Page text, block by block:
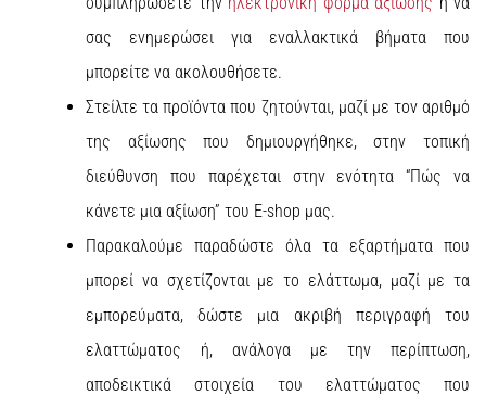
σας ενημερώσει για εναλλακτικά βήματα που
μπορείτε να ακολουθήσετε.
Στείλτε τα προϊόντα που ζητούνται, μαζί με τον αριθμό
της αξίωσης που δημιουργήθηκε, στην τοπική
διεύθυνση που παρέχεται στην ενότητα “Πώς να
κάνετε μια αξίωση” του E-shop μας.
Παρακαλούμε παραδώστε όλα τα εξαρτήματα που
μπορεί να σχετίζονται με το ελάττωμα, μαζί με τα
εμπορεύματα, δώστε μια ακριβή περιγραφή του
ελαττώματος ή, ανάλογα με την περίπτωση,
αποδεικτικά στοιχεία του ελαττώματος που